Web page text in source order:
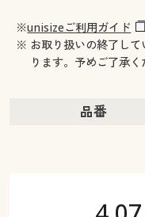
※unisizeご利用ガイド
※ お取り扱いの終了して
ります。予めご了承く
品番